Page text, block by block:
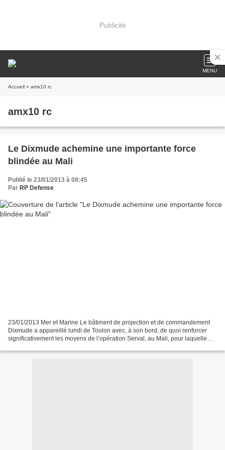
Publicité
MENU
Accueil » amx10 rc
amx10 rc
Le Dixmude achemine une importante force
blindée au Mali
Publié le 23/01/2013 à 08:45
Par RP Defense
23/01/2013 Mer et Marine Le bâtiment de projection et de commandement
Dixmude a appareillé lundi de Toulon avec, à son bord, de quoi renforcer
significativement les moyens de l’opération Serval, au Mali, pour laquelle